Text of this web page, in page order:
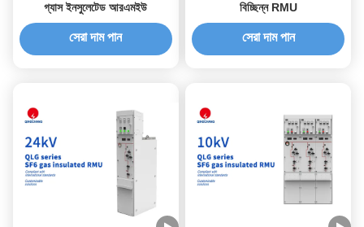
গ্যাস ইনসুলেটেড আরএমইউ
সেরা দাম পান
বিচ্ছিন্ন RMU
সেরা দাম পান